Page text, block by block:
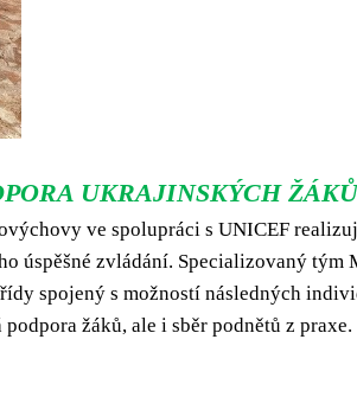
UKRAJINSKÝCH
ve spolupráci s UNICEF
úspěšné zvládání. Specializovaný
spojený s možností následných
žáků, ale i sběr podnětů z praxe.